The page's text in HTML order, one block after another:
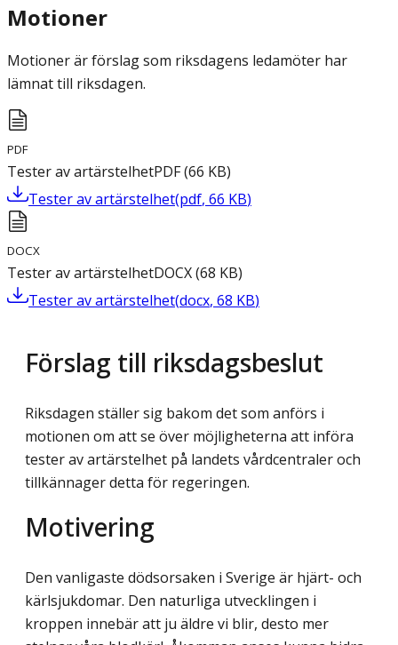
Motioner
Motioner är förslag som riksdagens ledamöter har
lämnat till riksdagen.
PDF
Tester av artärstelhetPDF(66 KB)
Tester av artärstelhet(pdf, 66 KB)
DOCX
Tester av artärstelhetDOCX(68 KB)
Tester av artärstelhet(docx, 68 KB)
Förslag till riksdagsbeslut
Riksdagen ställer sig bakom det som anförs i
motionen om att se över möjligheterna att införa
tester av artärstelhet på landets vårdcentraler och
tillkännager detta för regeringen.
Motivering
Den vanligaste dödsorsaken i Sverige är hjärt- och
kärlsjukdomar. Den naturliga utvecklingen i
kroppen innebär att ju äldre vi blir, desto mer